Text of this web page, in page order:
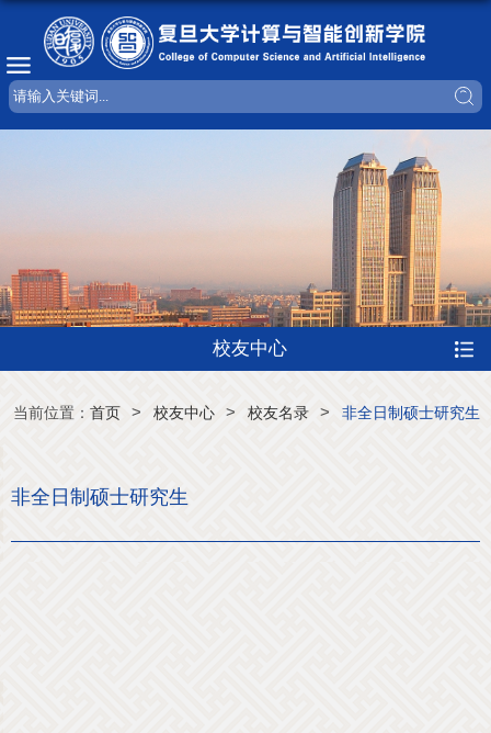
校友中心
当前位置： 首页 > 校友中心 > 校友名录 > 非全日制硕士研究生
非全日制硕士研究生